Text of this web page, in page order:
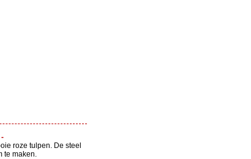
roze tulpen. De steel
te maken.